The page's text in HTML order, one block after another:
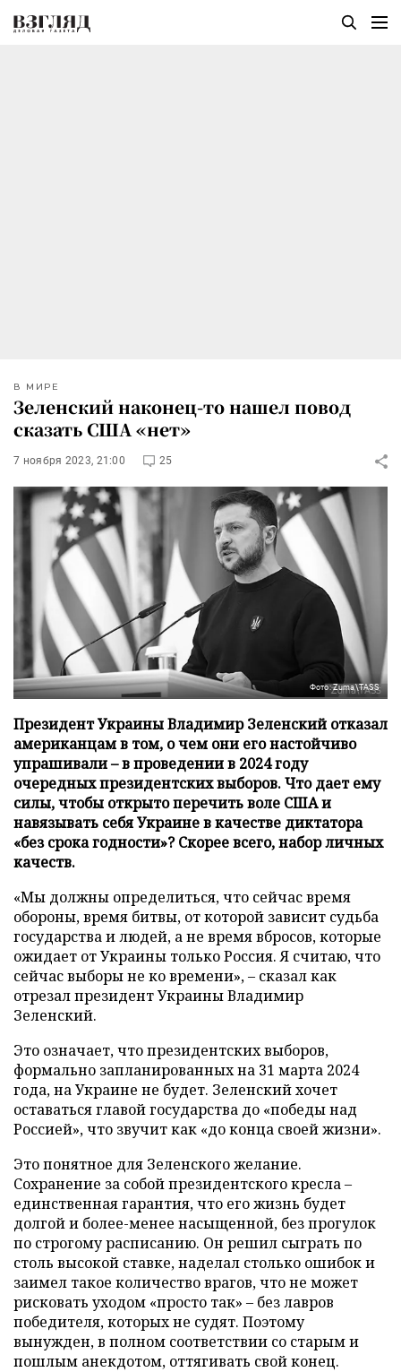
В МИРЕ
Зеленский наконец-то нашел повод
сказать США «нет»
7 ноября 2023, 21:00 25
Фото: Zuma\TASS
Президент Украины Владимир Зеленский отказал
американцам в том, о чем они его настойчиво
упрашивали – в проведении в 2024 году
очередных президентских выборов. Что дает ему
силы, чтобы открыто перечить воле США и
навязывать себя Украине в качестве диктатора
«без срока годности»? Скорее всего, набор личных
качеств.
«Мы должны определиться, что сейчас время
обороны, время битвы, от которой зависит судьба
государства и людей, а не время вбросов, которые
ожидает от Украины только Россия. Я считаю, что
сейчас выборы не ко времени», – сказал как
отрезал президент Украины Владимир
Зеленский.
Это означает, что президентских выборов,
формально запланированных на 31 марта 2024
года, на Украине не будет. Зеленский хочет
оставаться главой государства до «победы над
Россией», что звучит как «до конца своей жизни».
Это понятное для Зеленского желание.
Сохранение за собой президентского кресла –
единственная гарантия, что его жизнь будет
долгой и более-менее насыщенной, без прогулок
по строгому расписанию. Он решил сыграть по
столь высокой ставке, наделал столько ошибок и
заимел такое количество врагов, что не может
рисковать уходом «просто так» – без лавров
победителя, которых не судят. Поэтому
вынужден, в полном соответствии со старым и
пошлым анекдотом, оттягивать свой конец.